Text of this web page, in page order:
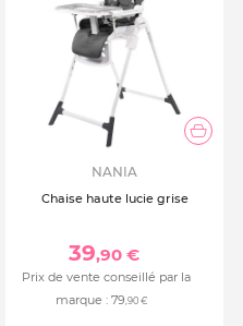
NANIA
Chaise haute lucie grise
39,90 €
Prix de vente conseillé par la
marque : 79,90 €